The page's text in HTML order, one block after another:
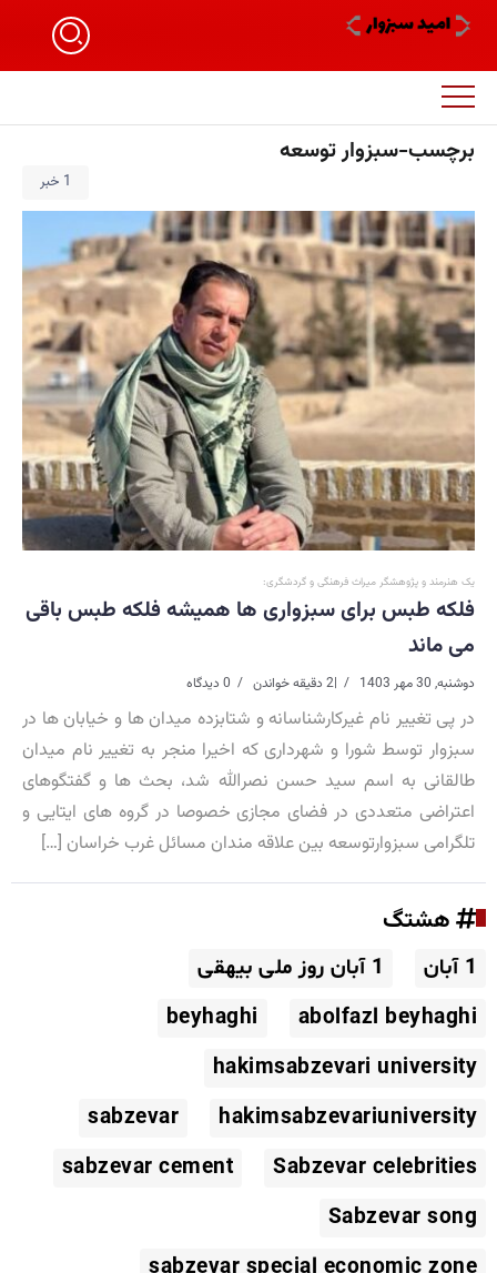
برچسب-سبزوار توسعه
1 خبر
یک هنرمند و پژوهشگر میراث فرهنگی و گردشگری:
فلکه طبس برای سبزواری ها همیشه فلکه طبس باقی
می ماند
دوشنبه, 30 مهر 1403 |2 دقیقه خواندن 0 دیدگاه
در پی تغییر نام غیرکارشناسانه و شتابزده میدان ها و خیابان ها در
سبزوار توسط شورا و شهرداری که اخیرا منجر به تغییر نام میدان
طالقانی به اسم سید حسن نصرالله شد، بحث ها و گفتگوهای
اعتراضی متعددی در فضای مجازی خصوصا در گروه های ایتایی و
تلگرامی سبزوارتوسعه بین علاقه مندان مسائل غرب خراسان […]
هشتگ
1 آبان
1 آبان روز ملی بیهقی
abolfazl beyhaghi
beyhaghi
hakimsabzevari university
hakimsabzevariuniversity
sabzevar
Sabzevar celebrities
sabzevar cement
Sabzevar song
sabzevar special economic zone